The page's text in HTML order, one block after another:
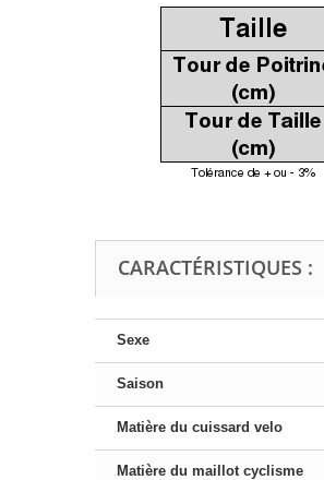
CARACTÉRISTIQUES :
Sexe
Saison
Matière du cuissard velo
Matière du maillot cyclisme